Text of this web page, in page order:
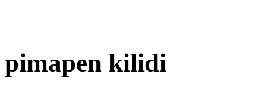
pimapen kilidi